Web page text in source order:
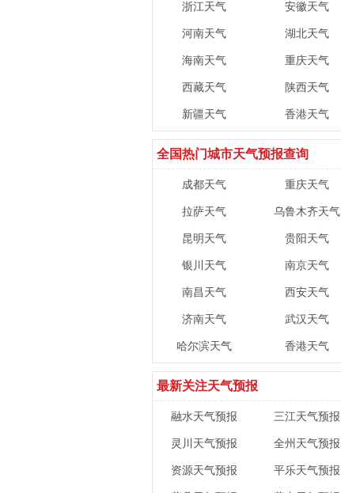
浙江天气 安徽天气
河南天气 湖北天气
海南天气 重庆天气
西藏天气 陕西天气
新疆天气 香港天气
全国热门城市天气预报查询
成都天气 重庆天气
拉萨天气 乌鲁木齐天气
昆明天气 贵阳天气
银川天气 南京天气
南昌天气 西安天气
济南天气 武汉天气
哈尔滨天气 香港天气
最新关注天气预报
融水天气预报 三江天气预报
灵川天气预报 全州天气预报
资源天气预报 平乐天气预报